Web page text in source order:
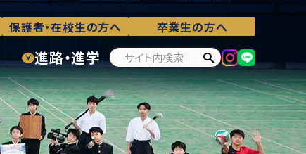
保護者・在校生の方へ 卒業生の方へ
進路・進学